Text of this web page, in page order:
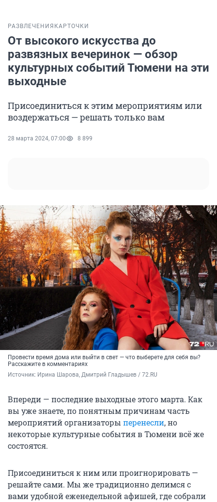
РАЗВЛЕЧЕНИЯ КАРТОЧКИ
От высокого искусства до
развязных вечеринок — обзор
культурных событий Тюмени на эти
выходные
Присоединиться к этим мероприятиям или
воздержаться — решать только вам
28 марта 2024, 07:00 8 899
Провести время дома или выйти в свет — что выберете для себя вы?
Расскажите в комментариях
Источник: Ирина Шарова, Дмитрий Гладышев / 72.RU
Впереди — последние выходные этого марта. Как
вы уже знаете, по понятным причинам часть
мероприятий организаторы перенесли, но
некоторые культурные события в Тюмени всё же
состоятся.
Присоединиться к ним или проигнорировать —
решайте сами. Мы же традиционно делимся с
вами удобной еженедельной афишей, где собрали